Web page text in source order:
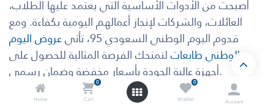
Home
0
Cart
0
Wishlist
Account
أصبحت من الأدوات الأساسية التي يعتمد عليها الطلاب،
العائلات، والشركات لإنجاز أعمالهم اليومية بكفاءة. ومع
قدوم اليوم الوطني السعودي 95، تأتي
عروض اليوم
الوطني طابعاتلتمنحك الفرصة المثالية للحصول على
أجهزة عالية الجودة بأسعار مخفضة وضمان رسمي.
سواء كنت تبحث عن طابعة منزلية بسيطة، أو طابعة مكتبية